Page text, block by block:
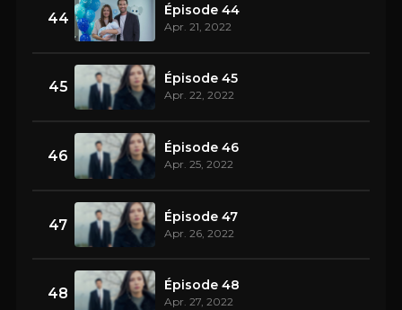
44 Épisode 44
Apr. 21, 2022
45 Épisode 45
Apr. 22, 2022
46 Épisode 46
Apr. 25, 2022
47 Épisode 47
Apr. 26, 2022
48 Épisode 48
Apr. 27, 2022